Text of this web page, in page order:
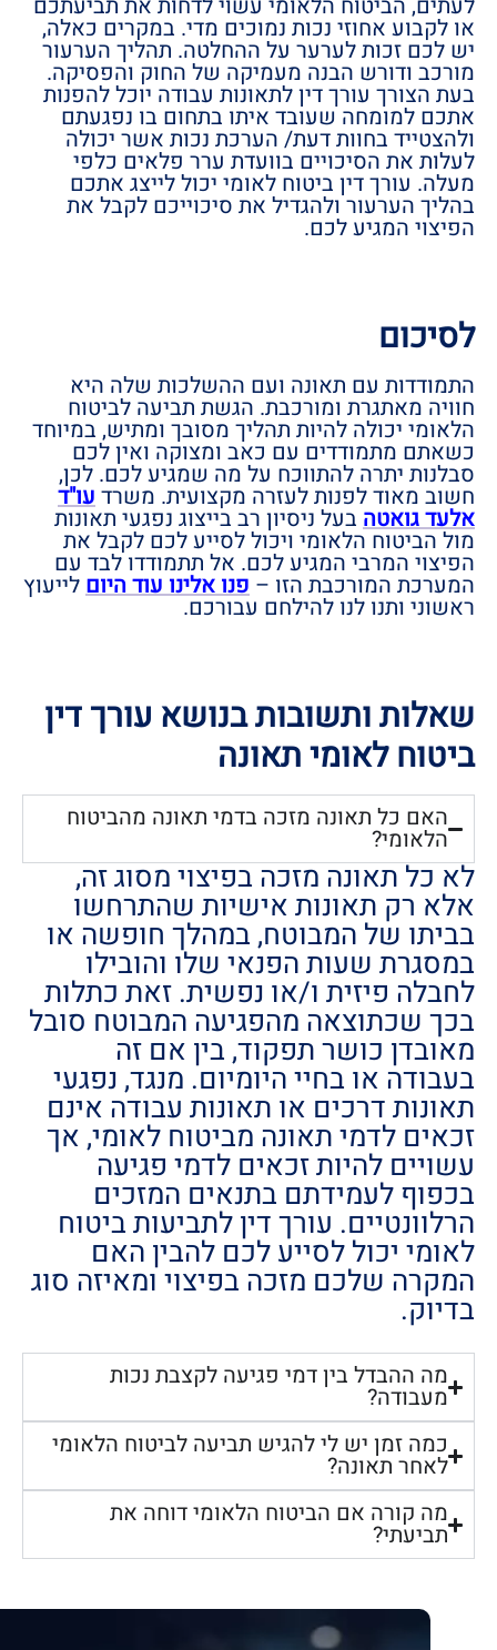
או לקבוע אחוזי נכות נמוכים מדי. במקרים כאלה,
יש לכם זכות לערער על ההחלטה. תהליך הערעור
מורכב ודורש הבנה מעמיקה של החוק והפסיקה.
בעת הצורך עורך דין לתאונות עבודה יוכל להפנות
אתכם למומחה שעובד איתו בתחום בו נפגעתם
ולהצטייד בחוות דעת/ הערכת נכות אשר יכולה
לעלות את הסיכויים בוועדת ערר פלאים כלפי
מעלה. עורך דין ביטוח לאומי יכול לייצג אתכם
בהליך הערעור ולהגדיל את סיכוייכם לקבל את
הפיצוי המגיע לכם.
לסיכום
התמודדות עם תאונה ועם ההשלכות שלה היא
חוויה מאתגרת ומורכבת. הגשת תביעה לביטוח
הלאומי יכולה להיות תהליך מסובך ומתיש, במיוחד
כשאתם מתמודדים עם כאב ומצוקה ואין לכם
סבלנות יתרה להתווכח על מה שמגיע לכם. לכן,
חשוב מאוד לפנות לעזרה מקצועית. משרדעו"ד
אלעד גואטה בעל ניסיון רב בייצוג נפגעי תאונות
מול הביטוח הלאומי ויכול לסייע לכם לקבל את
הפיצוי המרבי המגיע לכם. אל תתמודדו לבד עם
המערכת המורכבת הזו – פנו אלינו עוד היוםלייעוץ
ראשוני ותנו לנו להילחם עבורכם.
שאלות ותשובות בנושא עורך דין
ביטוח לאומי תאונה
האם כל תאונה מזכה בדמי תאונה מהביטוח
הלאומי?
לא כל תאונה מזכה בפיצוי מסוג זה,
אלא רק תאונות אישיות שהתרחשו
בביתו של המבוטח, במהלך חופשה או
במסגרת שעות הפנאי שלו והובילו
לחבלה פיזית ו/או נפשית. זאת כתלות
בכך שכתוצאה מהפגיעה המבוטח סובל
מאובדן כושר תפקוד, בין אם זה
בעבודה או בחיי היומיום. מנגד, נפגעי
תאונות דרכים או תאונות עבודה אינם
זכאים לדמי תאונה מביטוח לאומי, אך
עשויים להיות זכאים לדמי פגיעה
בכפוף לעמידתם בתנאים המזכים
הרלוונטיים. עורך דין לתביעות ביטוח
לאומי יכול לסייע לכם להבין האם
המקרה שלכם מזכה בפיצוי ומאיזה סוג
בדיוק.
מה ההבדל בין דמי פגיעה לקצבת נכות
מעבודה?
כמה זמן יש לי להגיש תביעה לביטוח הלאומי
לאחר תאונה?
מה קורה אם הביטוח הלאומי דוחה את
תביעתי?